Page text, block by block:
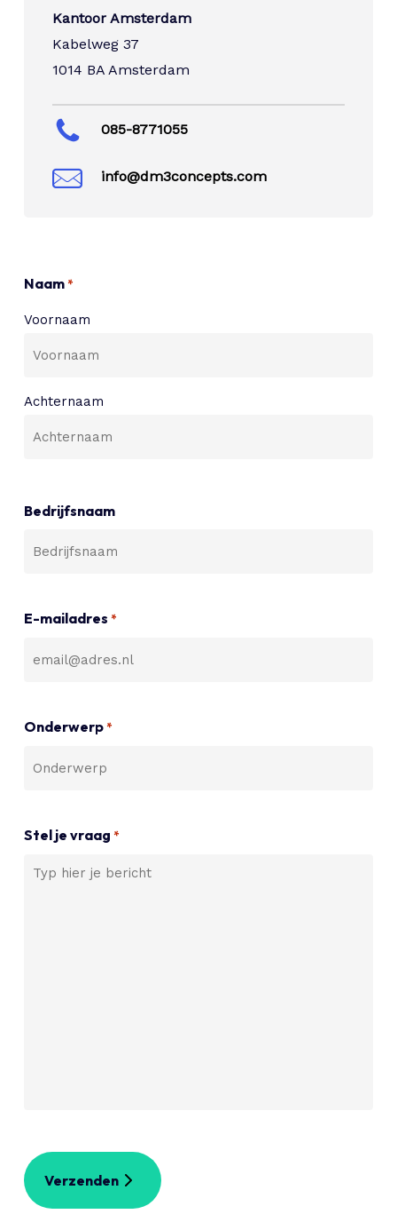
Kantoor Amsterdam
Kabelweg 37
1014 BA Amsterdam
085-8771055
info@dm3concepts.com
Naam *
Voornaam
Achternaam
Bedrijfsnaam
E-mailadres *
Onderwerp *
Stel je vraag *